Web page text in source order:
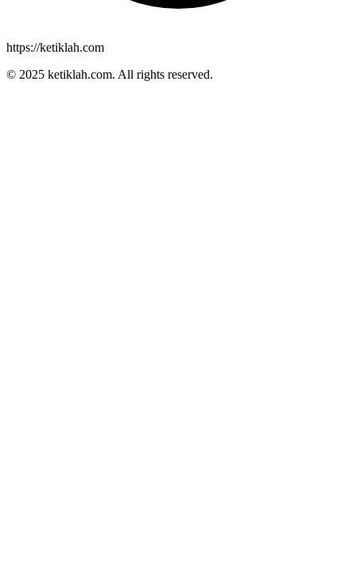
https://ketiklah.com
© 2025 ketiklah.com. All rights reserved.